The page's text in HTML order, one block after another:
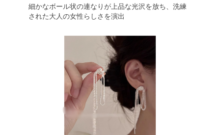
細かなボール状の連なりが上品な光沢を放ち、洗練
された大人の女性らしさを演出